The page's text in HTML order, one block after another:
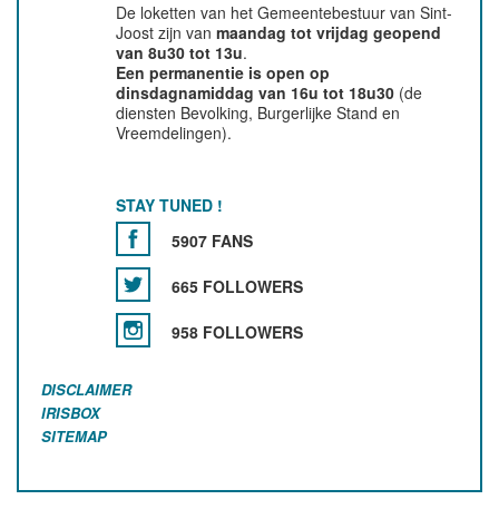
De loketten van het Gemeentebestuur van Sint-
Joost zijn vanmaandag tot vrijdag geopend
van 8u30 tot 13u.
Een permanentie is open op
dinsdagnamiddag van 16u tot 18u30 (de
diensten Bevolking, Burgerlijke Stand en
Vreemdelingen).
STAY TUNED !
5907 FANS
665 FOLLOWERS
958 FOLLOWERS
DISCLAIMER
IRISBOX
SITEMAP